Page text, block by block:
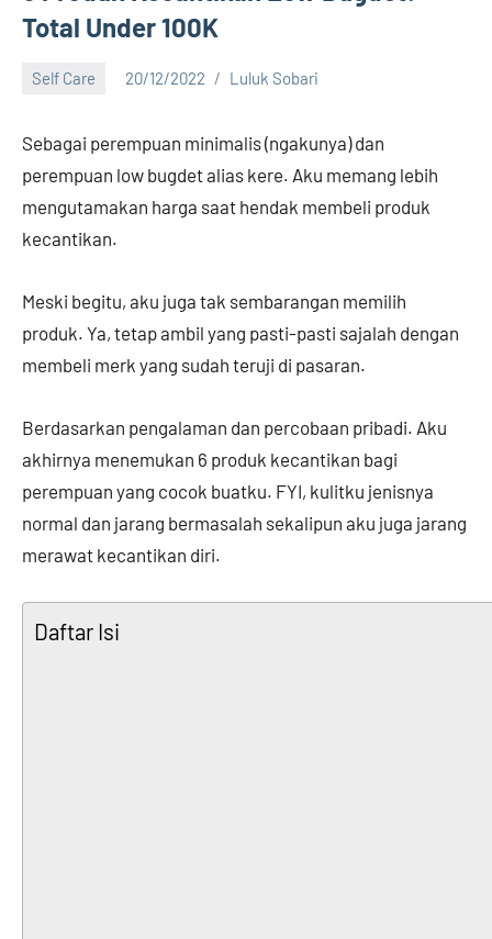
Total Under 100K
Self Care 20/12/2022 Luluk Sobari
Sebagai perempuan minimalis (ngakunya) dan
perempuan low bugdet alias kere. Aku memang lebih
mengutamakan harga saat hendak membeli produk
kecantikan.
Meski begitu, aku juga tak sembarangan memilih
produk. Ya, tetap ambil yang pasti-pasti sajalah dengan
membeli merk yang sudah teruji di pasaran.
Berdasarkan pengalaman dan percobaan pribadi. Aku
akhirnya menemukan 6 produk kecantikan bagi
perempuan yang cocok buatku. FYI, kulitku jenisnya
normal dan jarang bermasalah sekalipun aku juga jarang
merawat kecantikan diri.
Daftar Isi